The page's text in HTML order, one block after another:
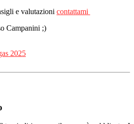
e valutazioni contattami
Campanini ;)
2025